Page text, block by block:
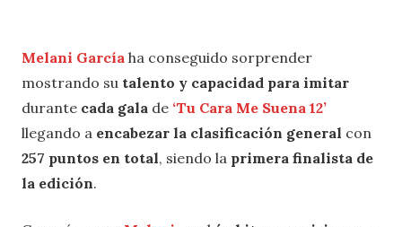
Melani García ha conseguido sorprender
mostrando su talento y capacidad para imitar
durante cada gala de ‘Tu Cara Me Suena 12’
llegando a encabezar la clasificación general con
257 puntos en total, siendo la primera finalista de
la edición.